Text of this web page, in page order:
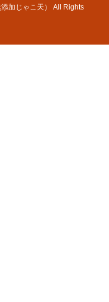
加じゃこ天） All Rights